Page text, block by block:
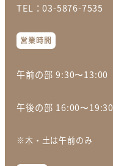
TEL：03-5876-7535
営業時間
午前の部 9:30〜13:00
午後の部 16:00〜19:30
※木・土は午前のみ